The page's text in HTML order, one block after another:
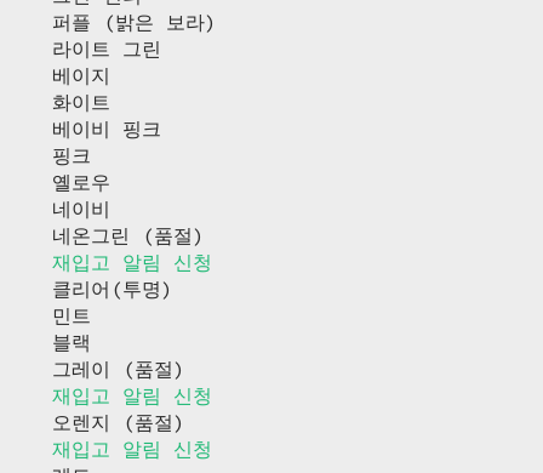
퍼플 (밝은 보라)
라이트 그린
베이지
화이트
베이비 핑크
핑크
옐로우
네이비
네온그린 (품절)
재입고 알림 신청
클리어(투명)
민트
블랙
그레이 (품절)
재입고 알림 신청
오렌지 (품절)
재입고 알림 신청